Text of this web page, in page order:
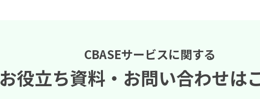
CBASEサービスに関する
お役立ち資料・ お問い合わせは